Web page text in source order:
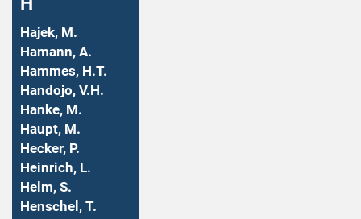
Hajek, M.
Hamann, A.
Hammes, H.T.
Handojo, V.H.
Hanke, M.
Haupt, M.
Hecker, P.
Heinrich, L.
Helm, S.
Henschel, T.